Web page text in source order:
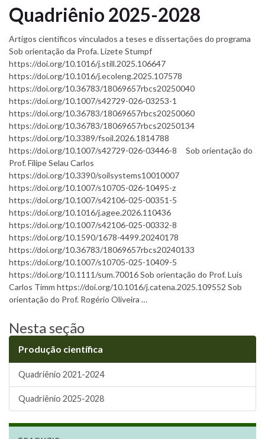
Quadriênio 2025-2028
Artigos científicos vinculados a teses e dissertações do programa
Sob orientação da Profa. Lizete Stumpf
https://doi.org/10.1016/j.still.2025.106647
https://doi.org/10.1016/j.ecoleng.2025.107578
https://doi.org/10.36783/18069657rbcs20250040
https://doi.org/10.1007/s42729-026-03253-1
https://doi.org/10.36783/18069657rbcs20250060
https://doi.org/10.36783/18069657rbcs20250134
https://doi.org/10.3389/fsoil.2026.1814788
https://doi.org/10.1007/s42729-026-03446-8 Sob orientação do
Prof. Filipe Selau Carlos
https://doi.org/10.3390/soilsystems10010007
https://doi.org/10.1007/s10705-026-10495-z
https://doi.org/10.1007/s42106-025-00351-5
https://doi.org/10.1016/j.agee.2026.110436
https://doi.org/10.1007/s42106-025-00332-8
https://doi.org/10.1590/1678-4499.20240178
https://doi.org/10.36783/18069657rbcs20240133
https://doi.org/10.1007/s10705-025-10409-5
https://doi.org/10.1111/sum.70016 Sob orientação do Prof. Luis
Carlos Timm https://doi.org/10.1016/j.catena.2025.109552 Sob
orientação do Prof. Rogério Oliveira …
Nesta seção
Produção científica
Quadriênio 2021-2024
Quadriênio 2025-2028